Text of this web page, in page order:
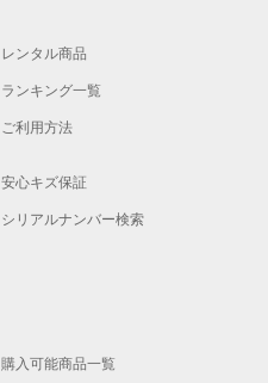
レンタル商品
ランキング一覧
ご利用方法
安心キズ保証
シリアルナンバー検索
購入可能商品一覧